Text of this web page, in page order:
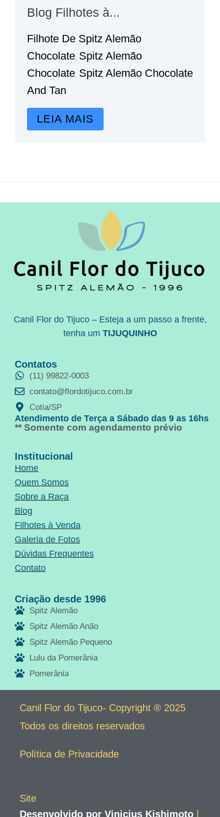
Blog Filhotes à...
Filhote De Spitz Alemão
Chocolate Spitz Alemão
Chocolate Spitz Alemão Chocolate
And Tan
LEIA MAIS
Canil Flor do Tijuco – Esteja a um passo a frente,
tenha um TIJUQUINHO
Contatos
(11) 99822-0003
contato@flordotijuco.com.br
Cotia/SP
Atendimento de Terça a Sábado das 9 as 16hs
** Somente com agendamento prévio
Institucional
Home
Quem Somos
Sobre a Raça
Blog
Filhotes à Venda
Galeria de Fotos
Dúvidas Frequentes
Contato
Criação desde 1996
Spitz Alemão
Spitz Alemão Anão
Spitz Alemão Pequeno
Lulu da Pomerânia
Pomerânia
Canil Flor do Tijuco- Copyright ® 2025
Todos os direitos reservados
Política de Privacidade
Site
Desenvolvido por Vinicius Kishimoto